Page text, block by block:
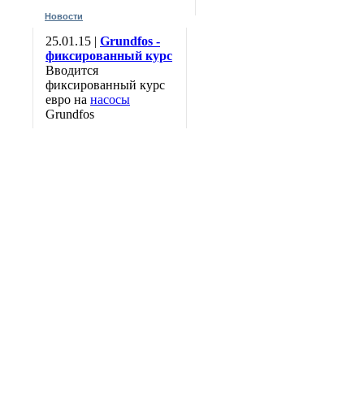
Новости
25.01.15 | Grundfos -
фиксированный курс
Вводится
фиксированный курс
евро на насосы
Grundfos